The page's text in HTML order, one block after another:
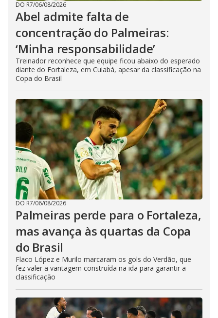
DO R7/06/08/2026
Abel admite falta de
concentração do Palmeiras:
‘Minha responsabilidade’
Treinador reconhece que equipe ficou abaixo do esperado
diante do Fortaleza, em Cuiabá, apesar da classificação na
Copa do Brasil
DO R7/06/08/2026
Palmeiras perde para o Fortaleza,
mas avança às quartas da Copa
do Brasil
Flaco López e Murilo marcaram os gols do Verdão, que
fez valer a vantagem construída na ida para garantir a
classificação